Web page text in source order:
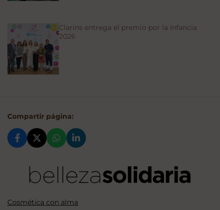
Clarins entrega el premio por la Infancia
2026
Compartir página:
Cosmética con alma